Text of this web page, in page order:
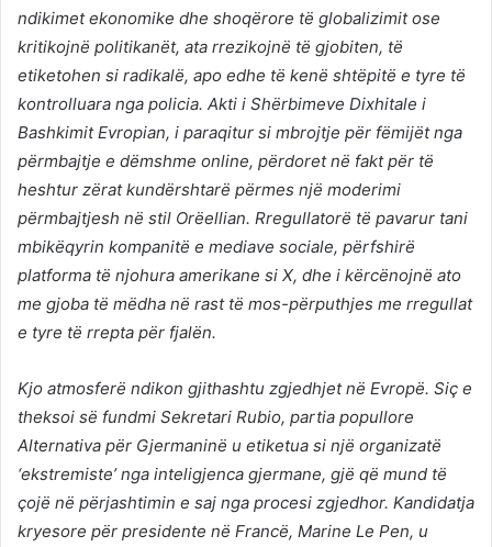
ndikimet ekonomike dhe shoqërore të globalizimit ose
kritikojnë politikanët, ata rrezikojnë të gjobiten, të
etiketohen si radikalë, apo edhe të kenë shtëpitë e tyre të
kontrolluara nga policia. Akti i Shërbimeve Dixhitale i
Bashkimit Evropian, i paraqitur si mbrojtje për fëmijët nga
përmbajtje e dëmshme online, përdoret në fakt për të
heshtur zërat kundërshtarë përmes një moderimi
përmbajtjesh në stil Orëellian. Rregullatorë të pavarur tani
mbikëqyrin kompanitë e mediave sociale, përfshirë
platforma të njohura amerikane si X, dhe i kërcënojnë ato
me gjoba të mëdha në rast të mos-përputhjes me rregullat
e tyre të rrepta për fjalën.
Kjo atmosferë ndikon gjithashtu zgjedhjet në Evropë. Siç e
theksoi së fundmi Sekretari Rubio, partia popullore
Alternativa për Gjermaninë u etiketua si një organizatë
‘ekstremiste’ nga inteligjenca gjermane, gjë që mund të
çojë në përjashtimin e saj nga procesi zgjedhor. Kandidatja
kryesore për presidente në Francë, Marine Le Pen, u